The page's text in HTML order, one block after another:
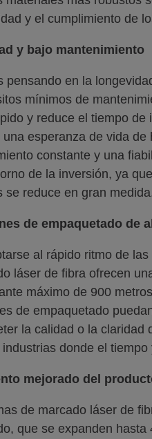
y el cumplimiento de
y bajo mantenimiento
pensando en la
mínimos de
y reduce el tiempo
una esperanza de vida
constante y una
de la inversión, ya
se reduce en gran
de empaquetado de
al rápido ritmo de
láser de fibra ofrecen
máximo de 900
de empaquetado
la calidad o la claridad
donde el
mejorado del
de marcado láser de
que se expanden